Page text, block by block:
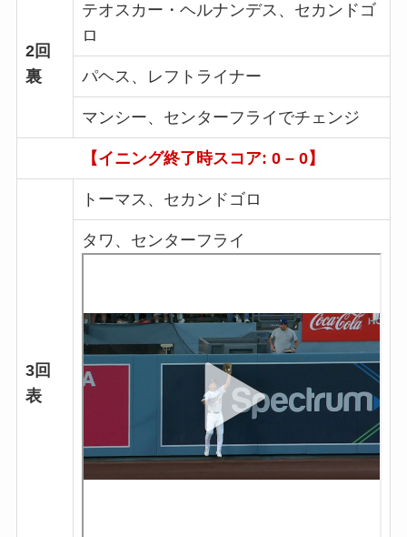
2回
裏
テオスカー・ヘルナンデス、セカンドゴ
ロ
パヘス、レフトライナー
マンシー、センターフライでチェンジ
【イニング終了時スコア: 0 – 0】
3回
表
トーマス、セカンドゴロ
タワ、センターフライ